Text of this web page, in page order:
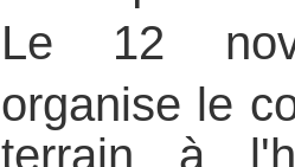
Le 12
organise le
terrain à